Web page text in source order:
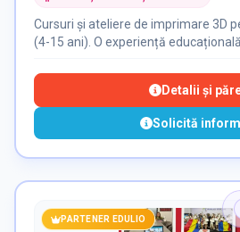
Cursuri și ateliere de imprimare 3D
(4-15 ani). O experiență
proiecte practice. Organizăm
grădinițe, școli, afterschool-uri și la
Detalii și
Solicită
PARTENER EDULIO